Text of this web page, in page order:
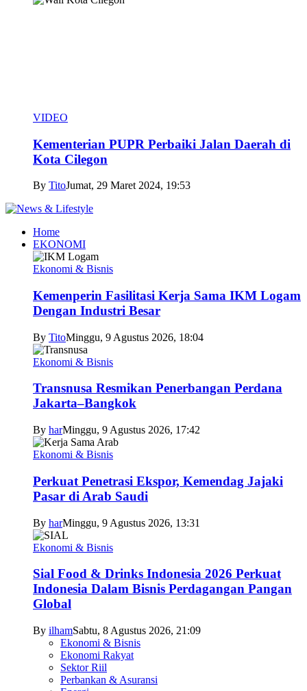
VIDEO
Kementerian PUPR Perbaiki Jalan Daerah di
Kota Cilegon
By TitoJumat, 29 Maret 2024, 19:53
Home
EKONOMI
Ekonomi & Bisnis
Kemenperin Fasilitasi Kerja Sama IKM Logam
Dengan Industri Besar
By TitoMinggu, 9 Agustus 2026, 18:04
Ekonomi & Bisnis
Transnusa Resmikan Penerbangan Perdana
Jakarta–Bangkok
By harMinggu, 9 Agustus 2026, 17:42
Ekonomi & Bisnis
Perkuat Penetrasi Ekspor, Kemendag Jajaki
Pasar di Arab Saudi
By harMinggu, 9 Agustus 2026, 13:31
Ekonomi & Bisnis
Sial Food & Drinks Indonesia 2026 Perkuat
Indonesia Dalam Bisnis Perdagangan Pangan
Global
By ilhamSabtu, 8 Agustus 2026, 21:09
Ekonomi & Bisnis
Ekonomi Rakyat
Sektor Riil
Perbankan & Asuransi